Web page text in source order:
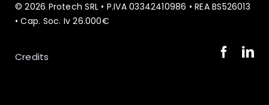
© 2026 Protech SRL • P.IVA 03342410986 • REA BS526013
• Cap. Soc. Iv 26.000€
Credits